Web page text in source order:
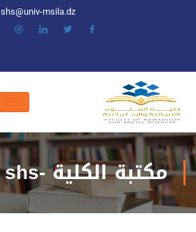
shs@univ-msila.dz
مكتبة الكلية -shs